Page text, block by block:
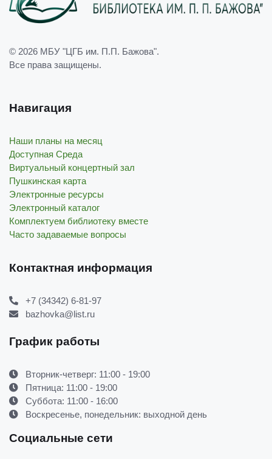
© 2026 МБУ "ЦГБ им. П.П. Бажова".
Все права защищены.
Навигация
Наши планы на месяц
Доступная Среда
Виртуальный концертный зал
Пушкинская карта
Электронные ресурсы
Электронный каталог
Комплектуем библиотеку вместе
Часто задаваемые вопросы
Контактная информация
+7 (34342) 6-81-97
bazhovka@list.ru
График работы
Вторник-четверг: 11:00 - 19:00
Пятница: 11:00 - 19:00
Суббота: 11:00 - 16:00
Воскресенье, понедельник: выходной день
Социальные сети